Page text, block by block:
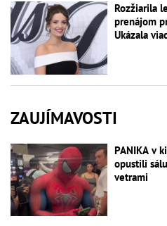
Rozžiarila
prenájom
Ukázala
ZAUJÍMAVOSTI
PANIKA v
opustili
vetrami